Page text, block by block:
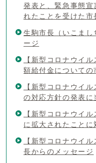
発表と、緊急事態宣
れたことを受けた市
生駒市長（いこま
ージ
【新型コロナウイ
額給付金についての
【新型コロナウイ
の対応方針の発表に
【新型コロナウイ
に拡大されたこと
【新型コロナウイ
長からのメッセージ